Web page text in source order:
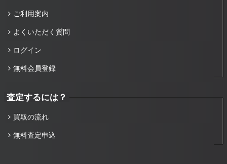
ご利用案内
よくいただく質問
ログイン
無料会員登録
査定するには？
買取の流れ
無料査定申込